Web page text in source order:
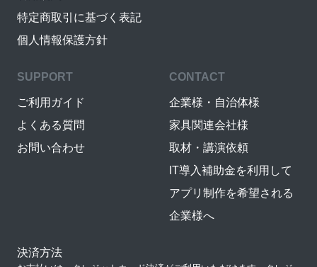
特定商取引に基づく表記
個人情報保護方針
SUPPORT
ご利用ガイド
よくある質問
お問い合わせ
CONTACT
企業様・自治体様
家具関連会社様
取材・講演依頼
IT導入補助金を利用して
アプリ制作を希望される
企業様へ
決済方法